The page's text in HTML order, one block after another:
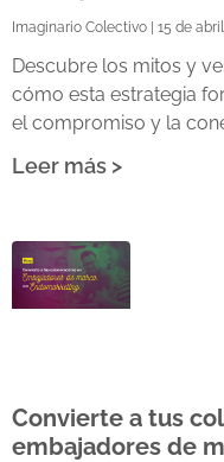
Imaginario Colectivo 15 de
Descubre los mitos y
cómo esta estrategia
el compromiso y la
Leer más >
Convierte a tus
embajadores de